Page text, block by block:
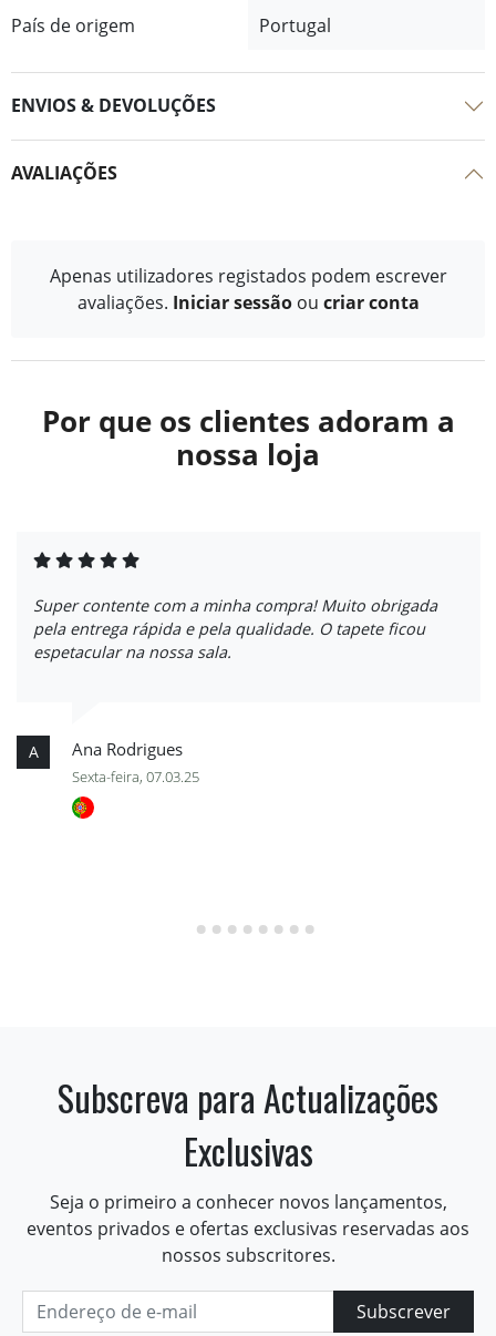
País de origem Portugal
ENVIOS & DEVOLUÇÕES
AVALIAÇÕES
Apenas utilizadores registados podem escrever
avaliações. Iniciar sessão ou criar conta
Por que os clientes adoram a
nossa loja
Super contente com a minha compra! Muito obrigada
pela entrega rápida e pela qualidade. O tapete ficou
espetacular na nossa sala.
A Ana Rodrigues
Sexta-feira, 07.03.25
Subscreva para Actualizações
Exclusivas
Seja o primeiro a conhecer novos lançamentos,
eventos privados e ofertas exclusivas reservadas aos
nossos subscritores.
Subscrever